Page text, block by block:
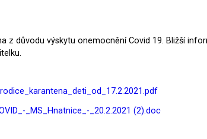
z důvodu výskytu onemocnění Covid 19. Bližší
_MS_Hnatnice_-_20.2.2021 (2).doc